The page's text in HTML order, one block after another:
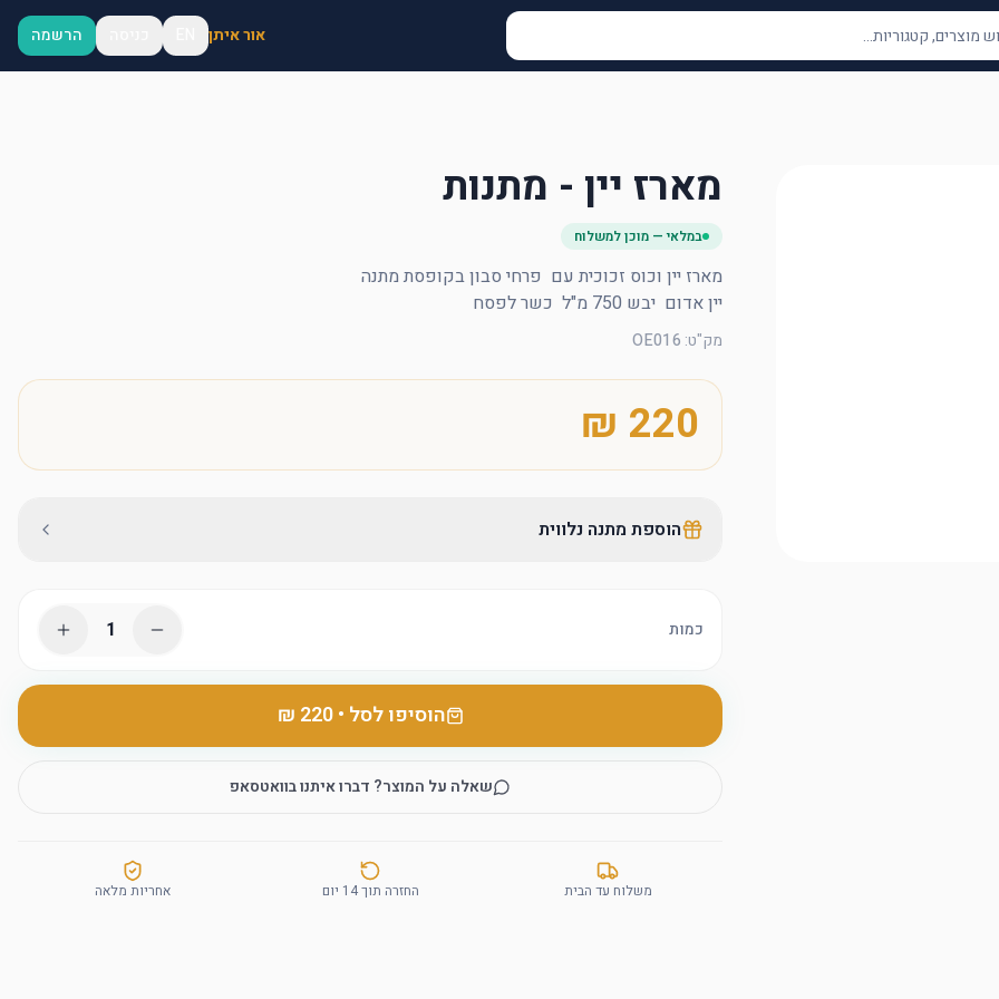
אור איתן הרשמה
מארז יין - מתנות
במלאי — מוכן למשלוח
יין אדום  יבש 750 מ"ל  כשר לפסח
מק"ט:
OE016
הוספת מתנה נלווית
כמות 1
הוסיפו לסל •
‏220 ₪
שאלה על המוצר? דברו איתנו בוואטסאפ
משלוח עד הבית החזרה תוך 14 יום אחריות מלאה